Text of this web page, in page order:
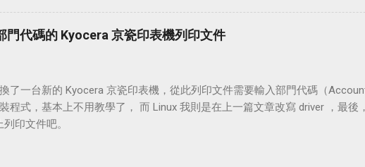
門代碼的 Kyocera 京瓷印表機列印文件
了一台新的 Kyocera 京瓷印表機，從此列印文件需要輸入部門代碼（
程式，基本上不用教學了， 而 Linux 我則是在上一篇文章改寫 driver ，最後
印文件吧。